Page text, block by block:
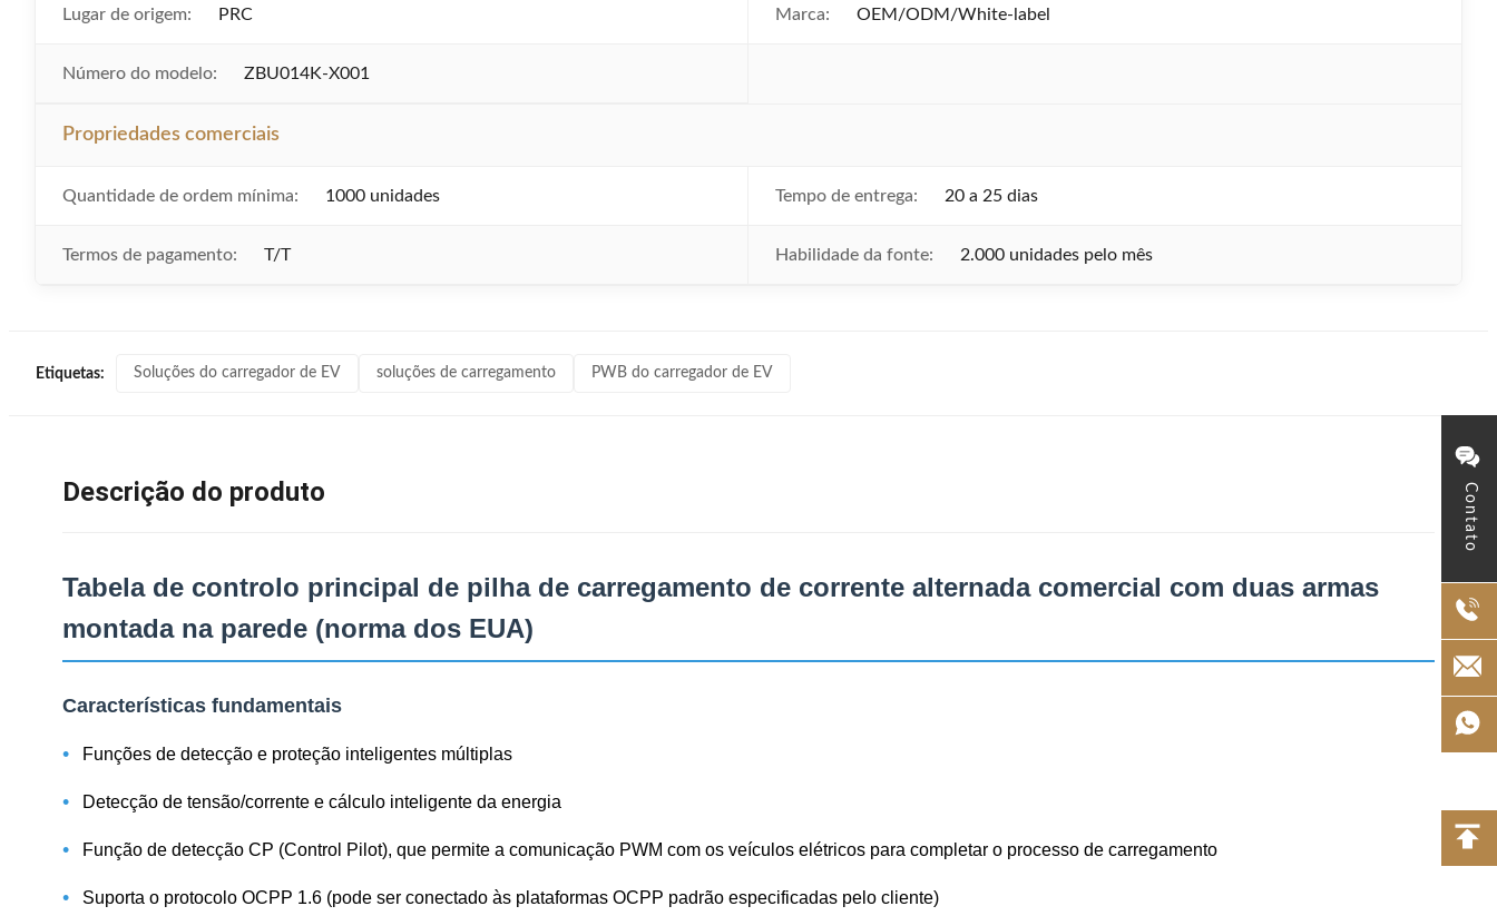
Contato
Lugar de origem: PRC Marca: OEM/ODM/White-label
Número do modelo: ZBU014K-X001
Propriedades comerciais
Quantidade de ordem mínima: 1000 unidades Tempo de entrega: 20 a 25 dias
Termos de pagamento: T/T Habilidade da fonte: 2.000 unidades pelo mês
Etiquetas: Soluções do carregador de EV soluções de carregamento PWB do carregador de EV
Descrição do produto
Tabela de controlo principal de pilha de carregamento de corrente alternada comercial com duas armas
montada na parede (norma dos EUA)
Características fundamentais
• Funções de detecção e proteção inteligentes múltiplas
• Detecção de tensão/corrente e cálculo inteligente da energia
• Função de detecção CP (Control Pilot), que permite a comunicação PWM com os veículos elétricos para completar o processo de carregamento
• Suporta o protocolo OCPP 1.6 (pode ser conectado às plataformas OCPP padrão especificadas pelo cliente)